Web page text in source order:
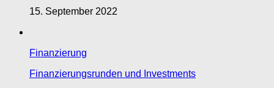
15. September 2022
Finanzierung
Finanzierungsrunden und Investments